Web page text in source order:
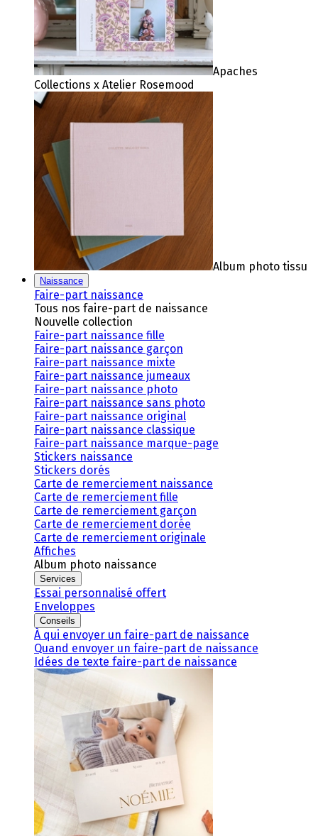
Apaches
Collections x Atelier Rosemood
Album photo tissu
Naissance
Faire-part naissance
Tous nos faire-part de naissance
Nouvelle collection
Faire-part naissance fille
Faire-part naissance garçon
Faire-part naissance mixte
Faire-part naissance jumeaux
Faire-part naissance photo
Faire-part naissance sans photo
Faire-part naissance original
Faire-part naissance classique
Faire-part naissance marque-page
Stickers naissance
Stickers dorés
Carte de remerciement naissance
Carte de remerciement fille
Carte de remerciement garçon
Carte de remerciement dorée
Carte de remerciement originale
Affiches
Album photo naissance
Services
Essai personnalisé offert
Enveloppes
Conseils
À qui envoyer un faire-part de naissance
Quand envoyer un faire-part de naissance
Idées de texte faire-part de naissance